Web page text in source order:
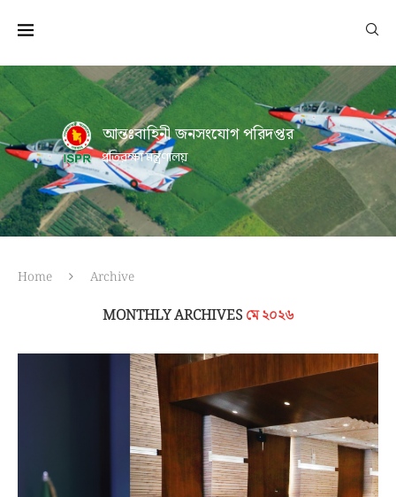
আন্তঃবাহিনী জনসংযোগ পরিদপ্তর
প্রতিরক্ষা মন্ত্রণালয়
Home Archive
MONTHLY ARCHIVES মে ২০২৬